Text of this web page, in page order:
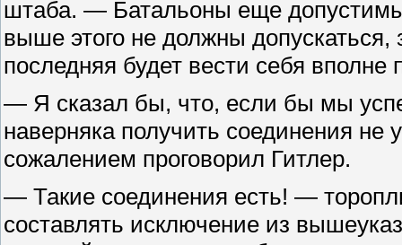
штаба. — Батальоны еще
выше этого не должны
последняя будет вести себя вполне
— Я сказал бы, что, если бы мы
наверняка получить соединения не
сожалением проговорил Гитлер.
— Такие соединения есть! —
составлять исключение из